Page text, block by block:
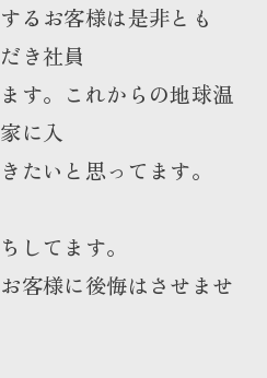
るお客様は是非とも
き社員
す。これからの地球温
に入
たいと思ってます。
してます。
客様に後悔はさせませ